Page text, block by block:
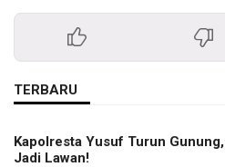
TERBARU
Kapolresta Yusuf Turun
Jadi Lawan!